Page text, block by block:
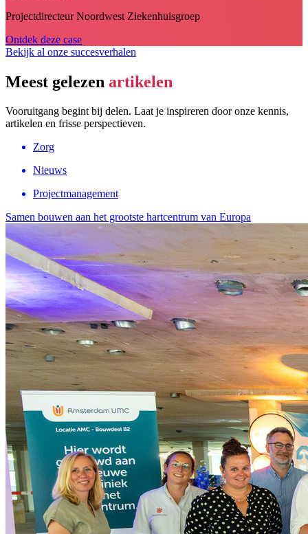
Projectdirecteur Noordwest Ziekenhuisgroep
Ontdek deze case
Bekijk al onze succesverhalen
Meest gelezen artikelen
Vooruitgang begint bij delen. Laat je inspireren door onze kennis,
artikelen en frisse perspectieven.
Zorg
Nieuws
Projectmanagement
Samen bouwen aan het grootste hartcentrum van Europa